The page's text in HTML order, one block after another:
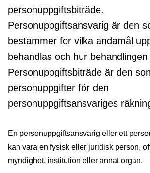
personuppgiftsbiträde.
Personuppgiftsansvarig är den
bestämmer för vilka ändamål
behandlas och hur
Personuppgiftsbiträde är den
personuppgifter för den
personuppgiftsansvariges
En personuppgiftsansvarig eller ett
kan vara en fysisk eller juridisk person,
myndighet, institution eller annat organ.